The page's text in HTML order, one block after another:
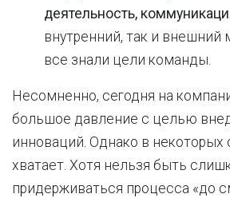
деятельность,
внутренний, так и внешний
все знали цели команды.
Несомненно, сегодня на
большое давление с целью
инноваций. Однако в некоторых
хватает. Хотя нельзя быть
придерживаться процесса «до